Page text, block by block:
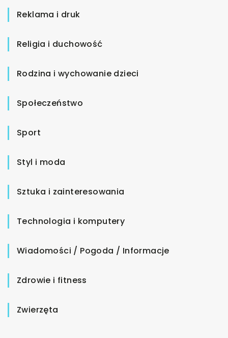
Reklama i druk
Religia i duchowość
Rodzina i wychowanie dzieci
Społeczeństwo
Sport
Styl i moda
Sztuka i zainteresowania
Technologia i komputery
Wiadomości / Pogoda / Informacje
Zdrowie i fitness
Zwierzęta